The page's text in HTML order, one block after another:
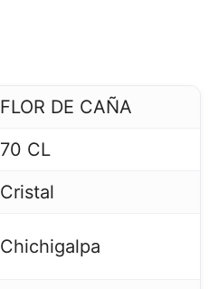
FLOR DE CAÑA
70 CL
Cristal
Chichigalpa